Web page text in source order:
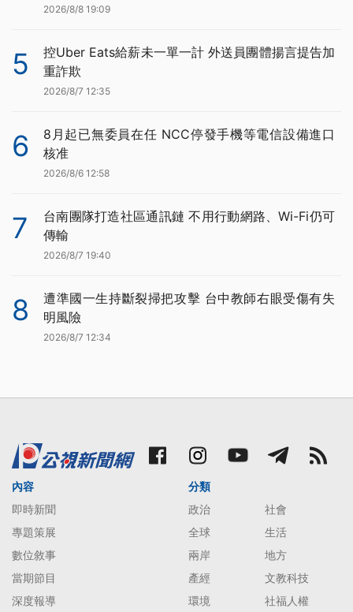
2026/8/8 19:09
5
控Uber Eats給薪未一單一計 外送員團體揚言提告加
重詐欺
2026/8/7 12:35
6
8月起已無委員在任 NCC停發手機等電信設備進口
核准
2026/8/6 12:58
7
台南團隊打造社區通訊鏈 不用行動網路、Wi-Fi仍可
傳輸
2026/8/7 19:40
8
遭準國一生持斷裂掃把攻擊 台中教師右眼受傷有失
明風險
2026/8/7 12:34
內容
即時新聞
專題策展
數位敘事
當期節目
深度報導
分類
政治
社會
全球
生活
兩岸
地方
產經
文教科技
環境
社福人權